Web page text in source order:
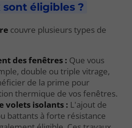
sont éligibles ?
couvre plusieurs types de
des fenêtres : Que vous
double ou triple vitrage,
de la prime pour
thermique de vos fenêtres.
volets isolants : L'ajout de
battants à forte résistance